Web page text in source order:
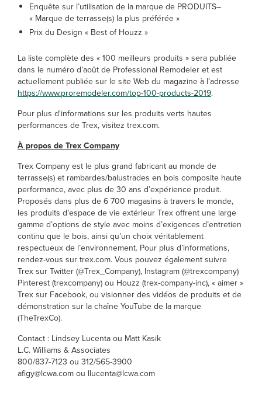
Enquête sur l’utilisation de la marque de PRODUITS–
« Marque de terrasse(s) la plus préférée »
Prix du Design « Best of Houzz »
La liste complète des « 100 meilleurs produits » sera publiée
dans le numéro d’août de Professional Remodeler et est
actuellement publiée sur le site Web du magazine à l’adresse
https://www.proremodeler.com/top-100-products-2019.
Pour plus d'informations sur les produits verts hautes
performances de Trex, visitez trex.com.
À propos de Trex Company
Trex Company est le plus grand fabricant au monde de
terrasse(s) et rambardes/balustrades en bois composite haute
performance, avec plus de 30 ans d’expérience produit.
Proposés dans plus de 6 700 magasins à travers le monde,
les produits d’espace de vie extérieur Trex offrent une large
gamme d’options de style avec moins d’exigences d’entretien
continu que le bois, ainsi qu’un choix véritablement
respectueux de l’environnement. Pour plus d’informations,
rendez-vous sur trex.com. Vous pouvez également suivre
Trex sur Twitter (@Trex_Company), Instagram (@trexcompany)
Pinterest (trexcompany) ou Houzz (trex-company-inc), « aimer »
Trex sur Facebook, ou visionner des vidéos de produits et de
démonstration sur la chaîne YouTube de la marque
(TheTrexCo).
Contact : Lindsey Lucenta ou Matt Kasik
L.C. Williams & Associates
800/837-7123 ou 312/565-3900
afigy@lcwa.com ou llucenta@lcwa.com